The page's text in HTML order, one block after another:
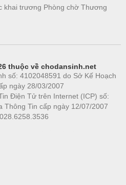
khai trương Phòng chờ Thương
thuộc về chodansinh.net
số: 4102048591 do Sở Kế Hoạch
ngày 28/03/2007
Điện Tử trên Internet (ICP) số:
Thông Tin cấp ngày 12/07/2007